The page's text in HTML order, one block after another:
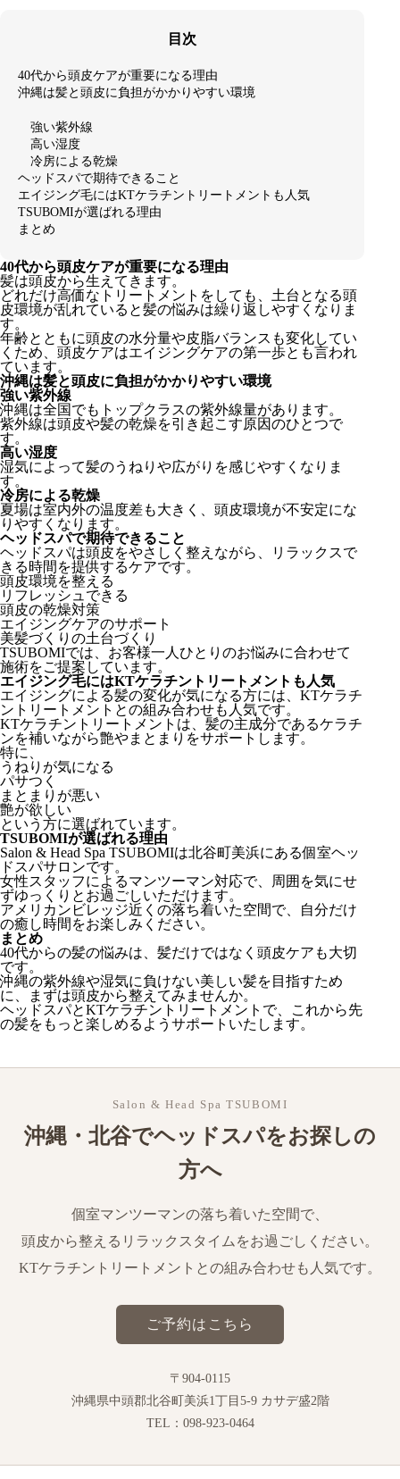
目次
40代から頭皮ケアが重要になる理由
沖縄は髪と頭皮に負担がかかりやすい環境
強い紫外線
高い湿度
冷房による乾燥
ヘッドスパで期待できること
エイジング毛にはKTケラチントリートメントも人気
TSUBOMIが選ばれる理由
まとめ
40代から頭皮ケアが重要になる理由
髪は頭皮から生えてきます。
どれだけ高価なトリートメントをしても、土台となる頭
皮環境が乱れていると髪の悩みは繰り返しやすくなりま
す。
年齢とともに頭皮の水分量や皮脂バランスも変化してい
くため、頭皮ケアはエイジングケアの第一歩とも言われ
ています。
沖縄は髪と頭皮に負担がかかりやすい環境
強い紫外線
沖縄は全国でもトップクラスの紫外線量があります。
紫外線は頭皮や髪の乾燥を引き起こす原因のひとつで
す。
高い湿度
湿気によって髪のうねりや広がりを感じやすくなりま
す。
冷房による乾燥
夏場は室内外の温度差も大きく、頭皮環境が不安定にな
りやすくなります。
ヘッドスパで期待できること
ヘッドスパは頭皮をやさしく整えながら、リラックスで
きる時間を提供するケアです。
頭皮環境を整える
リフレッシュできる
頭皮の乾燥対策
エイジングケアのサポート
美髪づくりの土台づくり
TSUBOMIでは、お客様一人ひとりのお悩みに合わせて
施術をご提案しています。
エイジング毛にはKTケラチントリートメントも人気
エイジングによる髪の変化が気になる方には、KTケラチ
ントリートメントとの組み合わせも人気です。
KTケラチントリートメントは、髪の主成分であるケラチ
ンを補いながら艶やまとまりをサポートします。
特に、
うねりが気になる
パサつく
まとまりが悪い
艶が欲しい
という方に選ばれています。
TSUBOMIが選ばれる理由
Salon & Head Spa TSUBOMIは北谷町美浜にある個室ヘッ
ドスパサロンです。
女性スタッフによるマンツーマン対応で、周囲を気にせ
ずゆっくりとお過ごしいただけます。
アメリカンビレッジ近くの落ち着いた空間で、自分だけ
の癒し時間をお楽しみください。
まとめ
40代からの髪の悩みは、髪だけではなく頭皮ケアも大切
です。
沖縄の紫外線や湿気に負けない美しい髪を目指すため
に、まずは頭皮から整えてみませんか。
ヘッドスパとKTケラチントリートメントで、これから先
の髪をもっと楽しめるようサポートいたします。
Salon & Head Spa TSUBOMI
沖縄・北谷でヘッドスパをお探しの
方へ
個室マンツーマンの落ち着いた空間で、
頭皮から整えるリラックスタイムをお過ごしください。
KTケラチントリートメントとの組み合わせも人気です。
ご予約はこちら
〒904-0115
沖縄県中頭郡北谷町美浜1丁目5-9 カサデ盛2階
TEL：098-923-0464